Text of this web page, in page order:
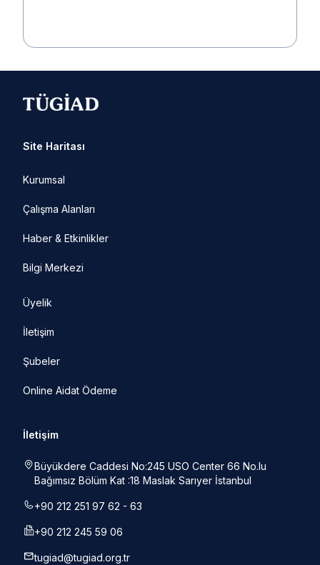
Site Haritası
Kurumsal
Çalışma Alanları
Haber & Etkinlikler
Bilgi Merkezi
Üyelik
İletişim
Şubeler
Online Aidat Ödeme
İletişim
Büyükdere Caddesi No:245 USO Center 66 No.lu
Bağımsız Bölüm Kat :18 Maslak Sarıyer İstanbul
+90 212 251 97 62 - 63
+90 212 245 59 06
tugiad@tugiad.org.tr